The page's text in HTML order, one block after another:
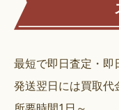
最短で即日査定・即
発送翌日には買取代